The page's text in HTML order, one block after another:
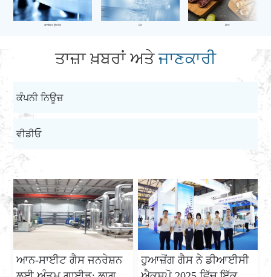
ਰਸਾਇਣਕ ਉਦਯੋਗ ਖੋਜ ਭੋਜਨ
ਤਾਜ਼ਾ ਖ਼ਬਰਾਂ ਅਤੇਜਾਣਕਾਰੀ
ਕੰਪਨੀ ਨਿਊਜ਼
ਵੀਡੀਓ
ਆਨ-ਸਾਈਟ ਗੈਸ ਜਨਰੇਸ਼ਨ
ਹੁਆਜ਼ੋਂਗ ਗੈਸ ਨੇ ਡੀਆਈਸੀ